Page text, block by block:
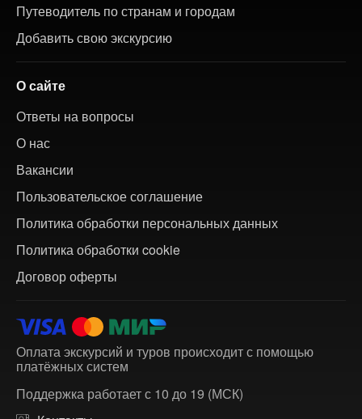
Путеводитель по странам и городам
Добавить свою экскурсию
О сайте
Ответы на вопросы
О нас
Вакансии
Пользовательское соглашение
Политика обработки персональных данных
Политика обработки cookie
Договор оферты
Оплата экскурсий и туров происходит с помощью
платёжных систем
Поддержка работает с 10 до 19 (МСК)